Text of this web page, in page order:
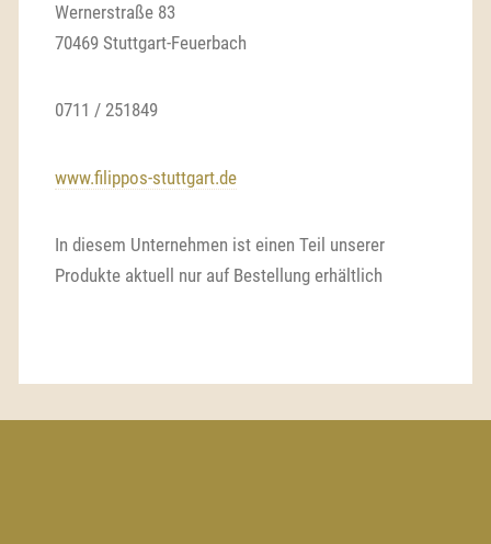
Wernerstraße 83
70469 Stuttgart-Feuerbach
0711 / 251849
www.filippos-stuttgart.de
In diesem Unternehmen ist einen Teil unserer
Produkte aktuell nur auf Bestellung erhältlich